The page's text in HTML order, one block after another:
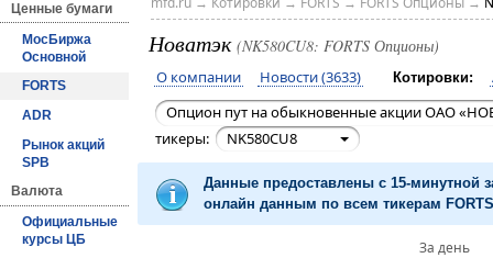
Ценные бумаги
МосБиржа
Основной
FORTS
ADR
Рынок акций
SPB
Валюта
Официальные
курсы ЦБ
Новатэк (NK580CU8: FORTS Опционы)
О компании Новости (3633) Котировки:
Опцион пут на обыкновенные акции ОАО
тикеры:
NK580CU8
Данные предоставлены с 15-минутной
онлайн данным по всем тикерам
За день